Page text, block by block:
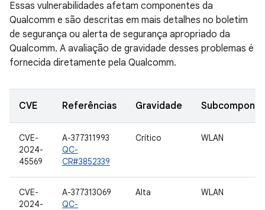
Essas vulnerabilidades afetam componentes da
Qualcomm e são descritas em mais detalhes no boletim
de segurança ou alerta de segurança apropriado da
Qualcomm. A avaliação de gravidade desses problemas é
fornecida diretamente pela Qualcomm.
CVE Referências Gravidade
CVE-
2024-
45569
A-377311993
QC-
CR#3852339
Crítico WLAN
CVE-
2024-
A-377313069
QC-
Alta WLAN